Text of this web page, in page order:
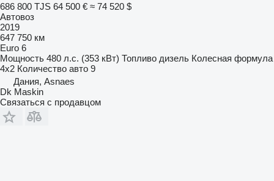
686 800 TJS 64 500 € ≈ 74 520 $
Автовоз
2019
647 750 км
Euro 6
Мощность 480 л.с. (353 кВт) Топливо дизель Колесная формула
4x2 Количество авто 9
Дания, Asnaes
Dk Maskin
Связаться с продавцом